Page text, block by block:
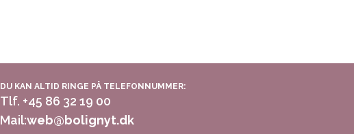
DU KAN ALTID RINGE PÅ TELEFONNUMMER:
Tlf. +45 86 32 19 00
Mail:web@bolignyt.dk